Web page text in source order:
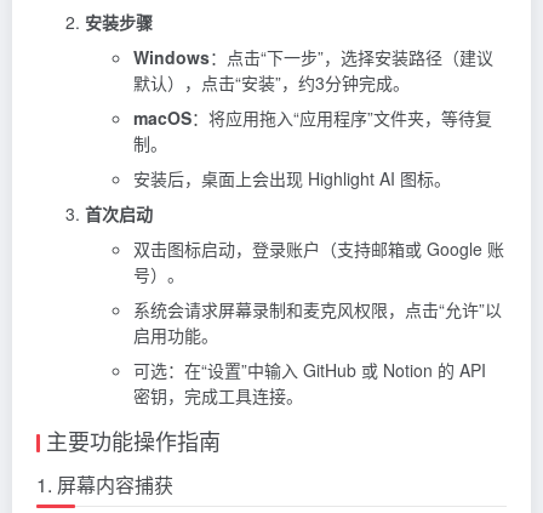
安装步骤
Windows：点击“下一步”，选择安装路径（建议
默认），点击“安装”，约3分钟完成。
macOS：将应用拖入“应用程序”文件夹，等待复
制。
安装后，桌面上会出现 Highlight AI 图标。
首次启动
双击图标启动，登录账户（支持邮箱或 Google 账
号）。
系统会请求屏幕录制和麦克风权限，点击“允许”以
启用功能。
可选：在“设置”中输入 GitHub 或 Notion 的 API
密钥，完成工具连接。
主要功能操作指南
1. 屏幕内容捕获